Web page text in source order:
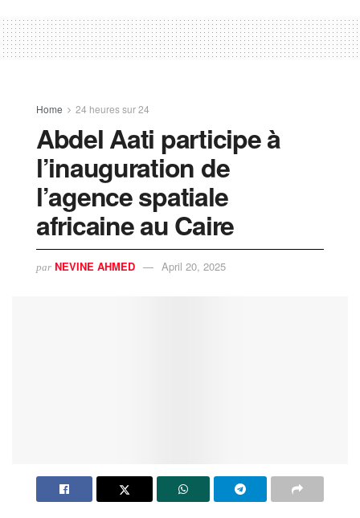
Home 24 heures sur 24
Abdel Aati participe à
l’inauguration de
l’agence spatiale
africaine au Caire
par NEVINE AHMED April 20, 2025